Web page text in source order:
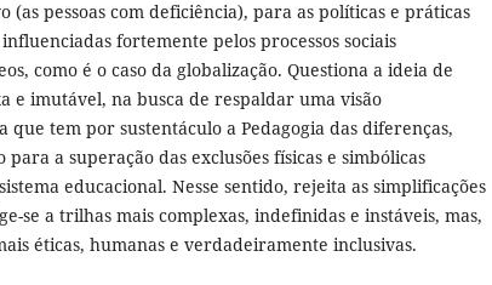
(as pessoas com deficiência), para as políticas e práticas
fortemente pelos processos sociais
como é o caso da globalização. Questiona a ideia de
e imutável, na busca de respaldar uma visão
que tem por sustentáculo a Pedagogia das diferenças,
para a superação das exclusões físicas e simbólicas
educacional. Nesse sentido, rejeita as simplificações
se a trilhas mais complexas, indefinidas e instáveis, mas,
éticas, humanas e verdadeiramente inclusivas.